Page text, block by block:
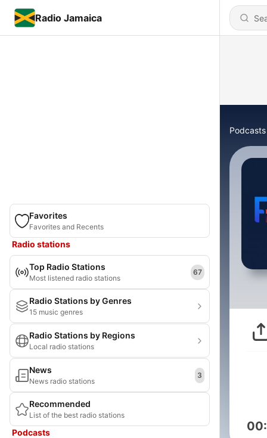
Radio Jamaica
Favorites
Favorites and Recents
Radio stations
Top Radio Stations
Most listened radio stations
67
Radio Stations by Genres
15 music genres
Radio Stations by Regions
Local radio stations
News
News radio stations
3
Recommended
List of the best radio stations
Podcasts
Podcasts